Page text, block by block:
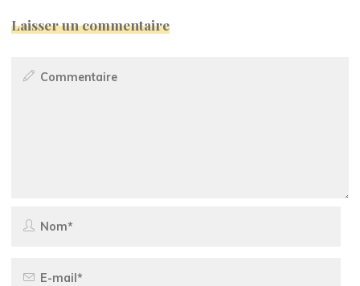
Laisser un commentaire